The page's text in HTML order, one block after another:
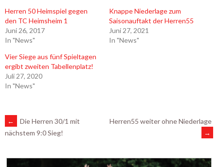
Herren 50 Heimspiel gegen
den TC Heimsheim 1
Juni 26, 2017
In "News"
Knappe Niederlage zum
Saisonauftakt der Herren55
Juni 27, 2021
In "News"
Vier Siege aus fünf Spieltagen
ergibt zweiten Tabellenplatz!
Juli 27, 2020
In "News"
ARTIKEL-
NAVIGATION
←
Die Herren 30/1 mit
nächstem 9:0 Sieg!
Herren55 weiter ohne Niederlage
→